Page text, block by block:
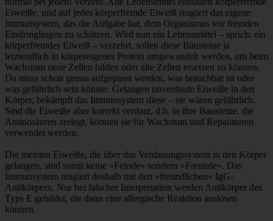
Eiweiße, und auf jedes körperfremde Eiweiß reagiert das eigene
Immunsystem, das die Aufgabe hat, dem Organismus vor fremden
Eindringlingen zu schützen. Wird nun ein Lebensmittel – sprich: ein
körperfremdes Eiweiß – verzehrt, sollen diese Bausteine ja
letztendlich in körpereigenes Protein umgewandelt werden, um beim
Wachstum neue Zellen bilden oder alte Zellen ersetzen zu können.
Da muss schon genau aufgepasst werden, was brauchbar ist oder
was gefährlich sein könnte. Gelangen unverdaute Eiweiße in den
Körper, bekämpft das Immunsystem diese – sie wären gefährlich.
Sind die Eiweiße aber korrekt verdaut, d.h. in ihre Bausteine, die
Aminosäuren zerlegt, können sie für Wachstum und Reparaturen
verwendet werden.
Die meisten Eiweiße, die über das Verdauungssystem in den Körper
gelangen, sind somit keine »Feinde« sondern »Freunde«. Das
Immunsystem reagiert deshalb mit den »freundlichen« IgG-
Antikörpern. Nur bei falscher Interpretation werden Antikörper des
Typs E gebildet, die dann eine allergische Reaktion auslösen
können.